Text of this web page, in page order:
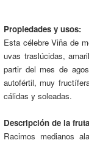
Propiedades y usos:
Esta célebre Viña de
uvas traslúcidas,
partir del mes de
autofértil, muy
cálidas y soleadas.
Descripción de la
Racimos medianos